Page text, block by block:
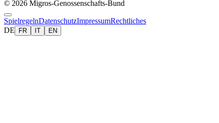
© 2026 Migros-Genossenschafts-Bund
SpielregelnDatenschutzImpressumRechtliches
DE
FR IT EN